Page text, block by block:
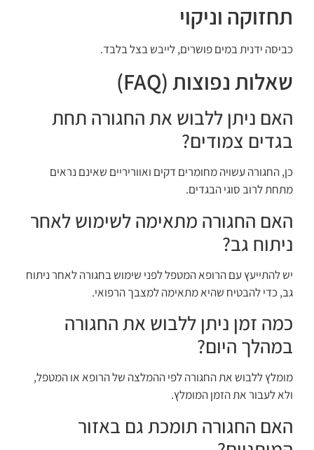
תחזוקה וניקוי
כביסה ידנית במים פושרים, לייבש בצל בלבד.
שאלות נפוצות (FAQ)
האם ניתן ללבוש את החגורה תחת
בגדים צמודים?
כן, החגורה עשויה מחומרים דקים ואווריריים שאינם נראים
מתחת לרוב סוגי הבגדים.
האם החגורה מתאימה לשימוש לאחר
ניתוח גב?
יש להתייעץ עם הרופא המטפל לפני שימוש בחגורה לאחר ניתוח
גב, כדי להבטיח שהיא מתאימה למצבך הרפואי.
כמה זמן ניתן ללבוש את החגורה
במהלך היום?
מומלץ ללבוש את החגורה לפי ההמלצה של הרופא או המטפל,
ולא לעבור את הזמן המומלץ.
האם החגורה תומכת גם באזור